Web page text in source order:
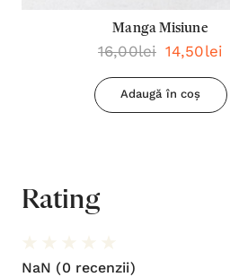
Manga Misiune
16,00lei 14,50lei
Adaugă în coș
Rating
NaN (0 recenzii)